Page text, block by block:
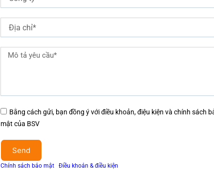
Trên thực tế, doanh nghiệp có thể kết hợp cả RPA &
Ví dụ, với doanh nghiệp E-logistics đang
người dùng app mobile của doanh
nhiều sai sót, thất lạc thông tin. Đôi lúc
Doanh nghiệp có thể sử dụng RPA &
đóng/mở thực đơn, hay việc đăng ký trở
ty
Địa
chỉ
Mô
Đồng
ý
khoản
&
điều
Bằng cách gửi, bạn đồng ý với điều khoản, điệu kiện và chính sách
mật của BSV
Send
Chính sách bảo mật Điều khoản & điều kiện